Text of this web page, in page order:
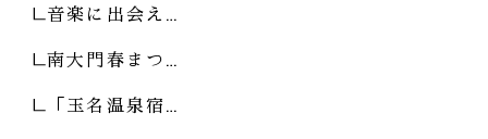
音楽に出会え…
南大門春まつ…
「玉名温泉宿…